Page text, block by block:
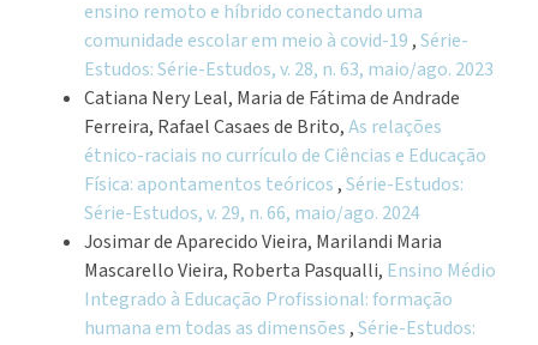
ensino remoto e híbrido conectando uma
comunidade escolar em meio à covid-19 ,Série-
Estudos: Série-Estudos, v. 28, n. 63, maio/ago. 2023
Catiana Nery Leal, Maria de Fátima de Andrade
Ferreira, Rafael Casaes de Brito,As relações
étnico-raciais no currículo de Ciências e Educação
Física: apontamentos teóricos ,Série-Estudos:
Série-Estudos, v. 29, n. 66, maio/ago. 2024
Josimar de Aparecido Vieira, Marilandi Maria
Mascarello Vieira, Roberta Pasqualli, Ensino Médio
Integrado à Educação Profissional: formação
humana em todas as dimensões ,Série-Estudos: